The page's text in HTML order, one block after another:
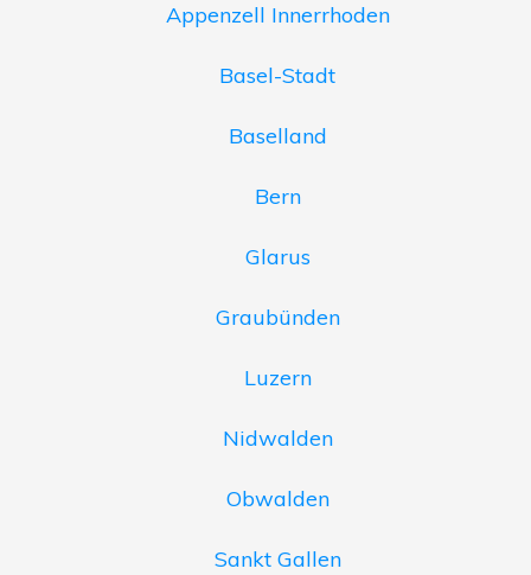
Appenzell Innerrhoden
Basel-Stadt
Baselland
Bern
Glarus
Graubünden
Luzern
Nidwalden
Obwalden
Sankt Gallen